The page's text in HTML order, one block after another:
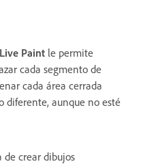
Live Paint le permite
cada segmento de
cada área cerrada
diferente, aunque no esté
crear dibujos